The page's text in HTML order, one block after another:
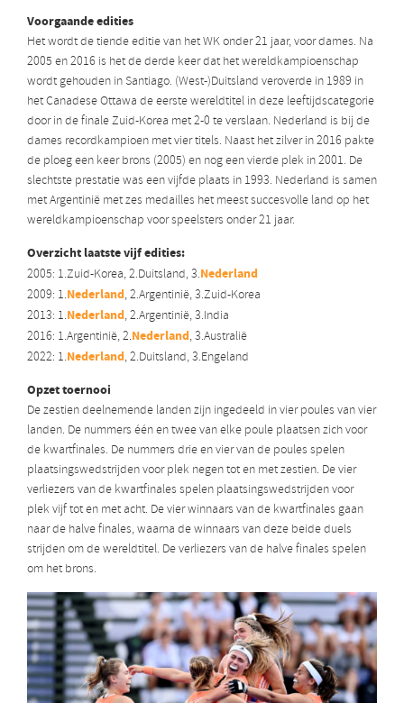
Voorgaande edities
Het wordt de tiende editie van het WK onder 21 jaar, voor dames. Na
2005 en 2016 is het de derde keer dat het wereldkampioenschap
wordt gehouden in Santiago. (West-)Duitsland veroverde in 1989 in
het Canadese Ottawa de eerste wereldtitel in deze leeftijdscategorie
door in de finale Zuid-Korea met 2-0 te verslaan. Nederland is bij de
dames recordkampioen met vier titels. Naast het zilver in 2016 pakte
de ploeg een keer brons (2005) en nog een vierde plek in 2001. De
slechtste prestatie was een vijfde plaats in 1993. Nederland is samen
met Argentinië met zes medailles het meest succesvolle land op het
wereldkampioenschap voor speelsters onder 21 jaar.
Overzicht laatste vijf edities:
2005: 1.Zuid-Korea, 2.Duitsland, 3.Nederland
2009: 1.Nederland, 2.Argentinië, 3.Zuid-Korea
2013: 1.Nederland, 2.Argentinië, 3.India
2016: 1.Argentinië, 2.Nederland, 3.Australië
2022: 1.Nederland, 2.Duitsland, 3.Engeland
Opzet toernooi
De zestien deelnemende landen zijn ingedeeld in vier poules van vier
landen. De nummers één en twee van elke poule plaatsen zich voor
de kwartfinales. De nummers drie en vier van de poules spelen
plaatsingswedstrijden voor plek negen tot en met zestien. De vier
verliezers van de kwartfinales spelen plaatsingswedstrijden voor
plek vijf tot en met acht. De vier winnaars van de kwartfinales gaan
naar de halve finales, waarna de winnaars van deze beide duels
strijden om de wereldtitel. De verliezers van de halve finales spelen
om het brons.